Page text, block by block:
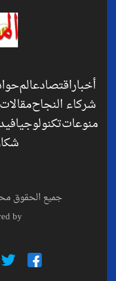
أخباراقتصادعالم
شركاء النجاحمقالات
منوعاتتكنولوجيا
جميع الحقوق
by